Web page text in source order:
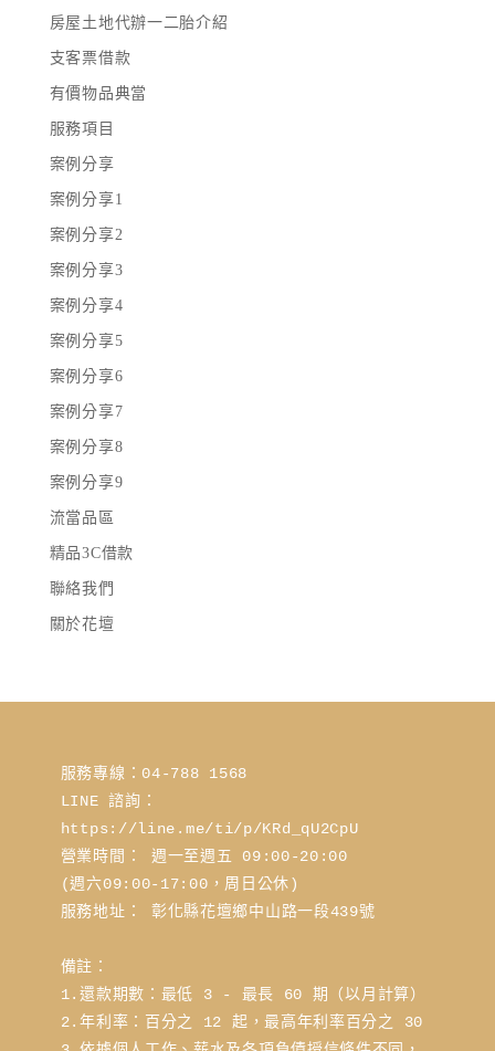
房屋土地代辦一二胎介紹
支客票借款
有價物品典當
服務項目
案例分享
案例分享1
案例分享2
案例分享3
案例分享4
案例分享5
案例分享6
案例分享7
案例分享8
案例分享9
流當品區
精品3C借款
聯絡我們
關於花壇
服務專線：04-788 1568
https://line.me/ti/p/KRd_qU2CpU
營業時間： 週一至週五 09:00-20:00
(週六09:00-17:00，周日公休)
服務地址： 彰化縣花壇鄉中山路一段439號
備註：
1.還款期數：最低 3 - 最長 60 期（以月計算）
2.年利率：百分之 12 起，最高年利率百分之 30